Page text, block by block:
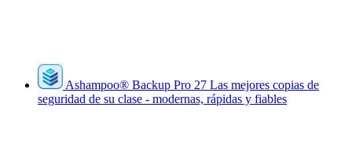
Ashampoo® Backup Pro 27 Las mejores copias de
seguridad de su clase - modernas, rápidas y fiables